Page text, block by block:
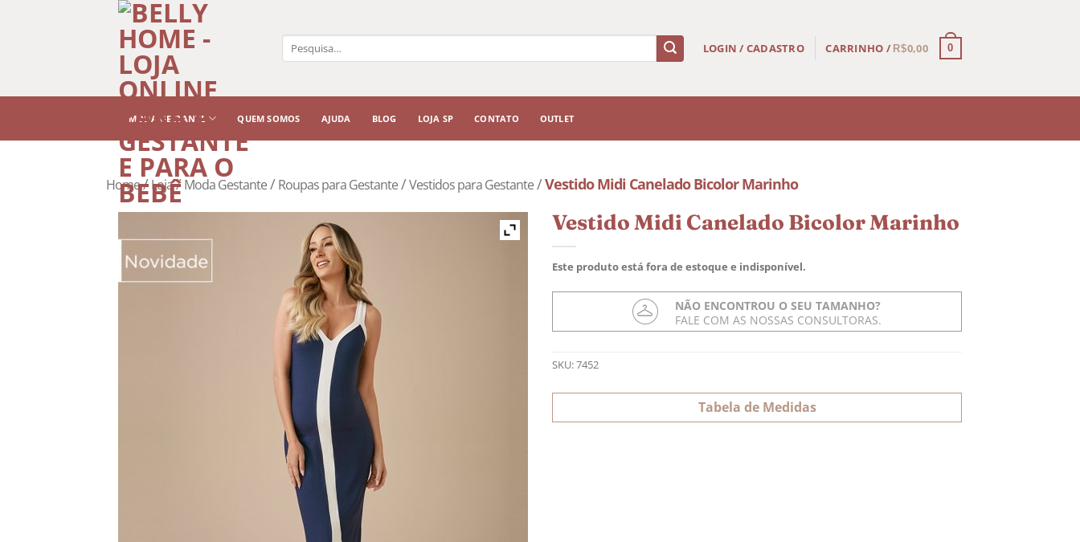
Pesquisar
LOGIN / CADASTRO CARRINHO / R$0,00 0
MODA GESTANTE QUEM SOMOS AJUDA BLOG LOJA SP CONTATO OUTLET
Home/Loja/Moda Gestante/Roupas para Gestante/Vestidos para Gestante/Vestido Midi Canelado Bicolor Marinho
Vestido Midi Canelado Bicolor Marinho
Este produto está fora de estoque e indisponível.
NÃO ENCONTROU O SEU TAMANHO?
FALE COM AS NOSSAS CONSULTORAS.
SKU:7452
Tabela de Medidas